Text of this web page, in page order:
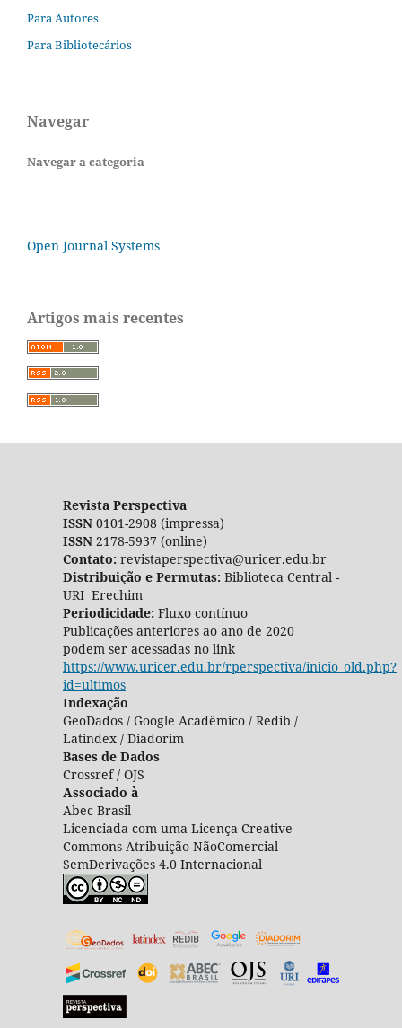
Para Autores
Para Bibliotecários
Navegar
Navegar a categoria
Open Journal Systems
Artigos mais recentes
Revista Perspectiva
ISSN0101-2908 (impressa)
ISSN2178-5937 (online)
Contato:revistaperspectiva@uricer.edu.br
Distribuição e Permutas: Biblioteca Central -
URI Erechim
Periodicidade: Fluxo contínuo
Publicações anteriores ao ano de 2020
podem ser acessadas no link
https://www.uricer.edu.br/rperspectiva/inicio_old.php?
id=ultimos
Indexação
GeoDados / Google Acadêmico / Redib /
Latindex / Diadorim
Bases de Dados
Crossref / OJS
Associado à
Abec Brasil
Licenciada com uma Licença Creative
Commons Atribuição-NãoComercial-
SemDerivações 4.0 Internacional